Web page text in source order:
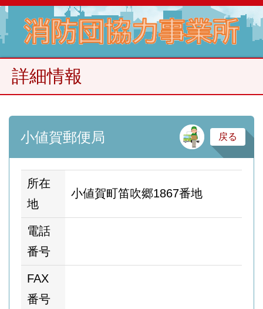
詳細情報
小値賀郵便局 電
戻る
所在
地
小値賀町笛吹郷1867番地
電話
番号
FAX
番号